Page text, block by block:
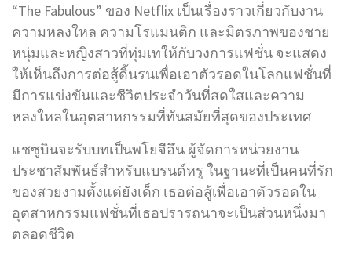
“The Fabulous” ของ Netflix เป็นเรื่องราวเกี่ยวกับงาน
ความหลงใหล ความโรแมนติก และมิตรภาพของชาย
หนุ่มและหญิงสาวที่ทุ่มเทให้กับวงการแฟชั่น จะแสดง
ให้เห็นถึงการต่อสู้ดิ้นรนเพื่อเอาตัวรอดในโลกแฟชั่นที่
มีการแข่งขันและชีวิตประจำวันที่สดใสและความ
หลงใหลในอุตสาหกรรมที่ทันสมัยที่สุดของประเทศ
แชซูบินจะรับบทเป็นพโยจีอึน ผู้จัดการหน่วยงาน
ประชาสัมพันธ์สำหรับแบรนด์หรู ในฐานะที่เป็นคนที่รัก
ของสวยงามตั้งแต่ยังเด็ก เธอต่อสู้เพื่อเอาตัวรอดใน
อุตสาหกรรมแฟชั่นที่เธอปรารถนาจะเป็นส่วนหนึ่งมา
ตลอดชีวิต